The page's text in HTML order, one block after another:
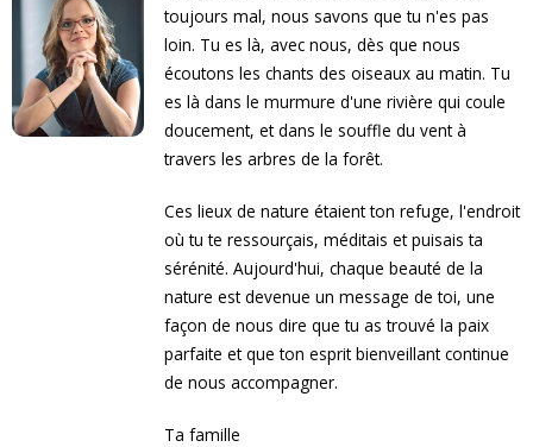
toujours mal, nous savons que tu n'es pas
loin. Tu es là, avec nous, dès que nous
écoutons les chants des oiseaux au matin. Tu
es là dans le murmure d'une rivière qui coule
doucement, et dans le souffle du vent à
travers les arbres de la forêt.
Ces lieux de nature étaient ton refuge, l'endroit
où tu te ressourçais, méditais et puisais ta
sérénité. Aujourd'hui, chaque beauté de la
nature est devenue un message de toi, une
façon de nous dire que tu as trouvé la paix
parfaite et que ton esprit bienveillant continue
de nous accompagner.
Ta famille